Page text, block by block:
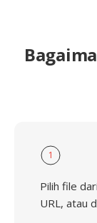
1
Pilih file
URL, atau